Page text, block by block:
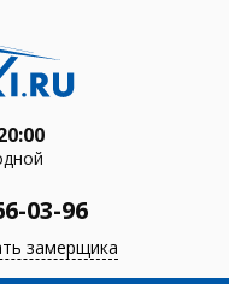
03-96
замерщика